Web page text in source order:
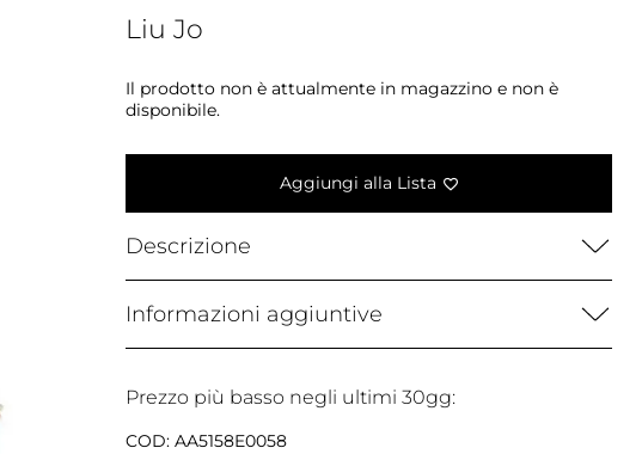
Liu Jo
Il prodotto non è attualmente in magazzino e non è
disponibile.
Aggiungi alla Lista
Descrizione
Informazioni aggiuntive
Prezzo più basso negli ultimi 30gg:
COD:AA5158E0058